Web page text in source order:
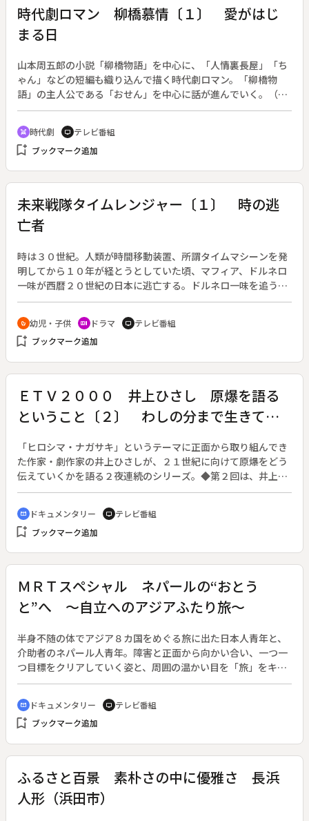
時代劇ロマン 柳橋慕情〔１〕 愛がはじ
まる日
山本周五郎の小説「柳橋物語」を中心に、「人情裏長屋」「ち
ゃん」などの短編も織り込んで描く時代劇ロマン。「柳橋物
語」の主人公である「おせん」を中心に話が進んでいく。（１
２月１８日終了、全１６回）◆おせんは研ぎ師・源六の孫娘。
幼なじみの庄吉は、おせんと将来を約束し上方に旅立つ。庄吉
の気がかりは、同じくおせんの幼なじみの幸太の存在。上方で
仕事に励む庄吉は、おせんへの手紙を飛脚の権三郎に託す。手
swords 時代劇 tv テレビ番組
bookmark_add ブックマーク追加
未来戦隊タイムレンジャー〔１〕 時の逃
亡者
時は３０世紀。人類が時間移動装置、所謂タイムマシーンを発
明してから１０年が経とうとしていた頃、マフィア、ドルネロ
一味が西暦２０世紀の日本に逃亡する。ドルネロ一味を追う４
人の新人レンジャー隊員達は、偶然出会った青年とともに未来
戦隊タイムレンジャーとなって凶悪犯たちと戦う。スーパー戦
隊シリーズ第２４作。（２０００年２月１３日～２００１年２
月１１日放送、全５１回）◆第１回。西暦３０００年。不法な
れていた。同じ頃、悪名高きマフィアのボス・ドルネオが脱獄
し、西暦２０００年に時間移動をしようとしているとの一報が
入る。入隊式を終えたばかりの新人レンジャー隊員のアヤセ
（城戸裕次）、ユウリ（勝村美香）、シオン（倉貫匡弘）、ド
ようとするが、それはドルネオの罠だった。ドルネオたちの時
間移動に利用された４人は時間移動先に偶然居合わせた浅見竜
也（永井大）とともにドルネオたちを捕まえるため、未来戦隊
crib 幼児・子供 recent_actors ドラマ tv テレビ番組
bookmark_add ブックマーク追加
ＥＴＶ２０００ 井上ひさし 原爆を語る
ということ〔２〕 わしの分まで生きて下
「ヒロシマ・ナガサキ」というテーマに正面から取り組んでき
た作家・劇作家の井上ひさしが、２１世紀に向けて原爆をどう
伝えていくかを語る２夜連続のシリーズ。◆第２回は、井上ひ
さしが原爆をテーマに書き上げ、１９９９年以来、毎年夏に公
演を続けている戯曲「父と暮せば」を素材に、彼自身が文学者
として、一人の日本人としてどのように原爆を伝えていこうと
考えているのかを語る。
cinematic_blur ドキュメンタリー tv テレビ番組
bookmark_add ブックマーク追加
ＭＲＴスペシャル ネパールの“おとう
と”へ ～自立へのアジアふたり旅～
半身不随の体でアジア８カ国をめぐる旅に出た日本人青年と、
介助者のネパール人青年。障害と正面から向かい合い、一つ一
つ目標をクリアしていく姿と、周囲の温かい目を「旅」をキー
ワードに描く。◆旅行好きだった山之内さんは、２３歳の夏に
海水浴中の事故で下半身マヒを負った。「もういちど旅行に行
きたい」という思いで長く苦しいリハビリを克服、カンパなど
で資金を集めて準備は整ったが、介助なしでは実現不可能。そ
に及ぶ旅に出発した。
cinematic_blur ドキュメンタリー tv テレビ番組
bookmark_add ブックマーク追加
ふるさと百景 素朴さの中に優雅さ 長浜
人形（浜田市）